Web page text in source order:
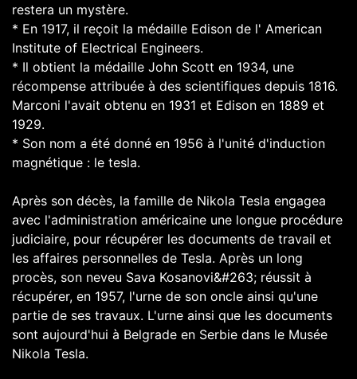
restera un mystère.
* En 1917, il reçoit la médaille Edison de l' American
Institute of Electrical Engineers.
* Il obtient la médaille John Scott en 1934, une
récompense attribuée à des scientifiques depuis 1816.
Marconi l'avait obtenu en 1931 et Edison en 1889 et
1929.
* Son nom a été donné en 1956 à l'unité d'induction
magnétique : le tesla.
Après son décès, la famille de Nikola Tesla engagea
avec l'administration américaine une longue procédure
judiciaire, pour récupérer les documents de travail et
les affaires personnelles de Tesla. Après un long
procès, son neveu Sava Kosanovi&#263; réussit à
récupérer, en 1957, l'urne de son oncle ainsi qu'une
partie de ses travaux. L'urne ainsi que les documents
sont aujourd'hui à Belgrade en Serbie dans le Musée
Nikola Tesla.